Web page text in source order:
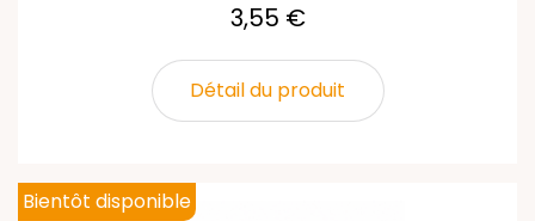
3,55 €
Détail du produit
Bientôt disponible